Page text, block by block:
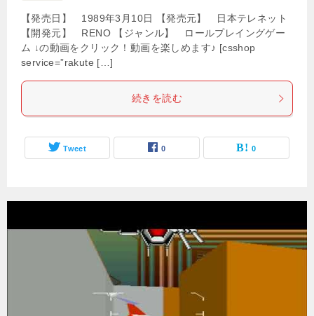
【発売日】 1989年3月10日 【発売元】 日本テレネット
【開発元】 RENO 【ジャンル】 ロールプレイングゲー
ム ↓の動画をクリック！動画を楽しめます♪ [csshop
service=”rakute […]
続きを読む
Tweet 0 0